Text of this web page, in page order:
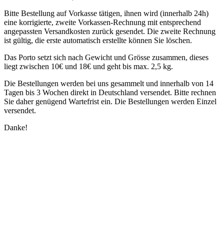
Bitte Bestellung auf Vorkasse tätigen, ihnen wird (innerhalb 24h)
eine korrigierte, zweite Vorkassen-Rechnung mit entsprechend
angepassten Versandkosten zurück gesendet. Die zweite Rechnung
ist gültig, die erste automatisch erstellte können Sie löschen.
Das Porto setzt sich nach Gewicht und Grösse zusammen, dieses
liegt zwischen 10€ und 18€ und geht bis max. 2,5 kg.
Die Bestellungen werden bei uns gesammelt und innerhalb von 14
Tagen bis 3 Wochen direkt in Deutschland versendet. Bitte rechnen
Sie daher genügend Wartefrist ein. Die Bestellungen werden Einzel
versendet.
Danke!